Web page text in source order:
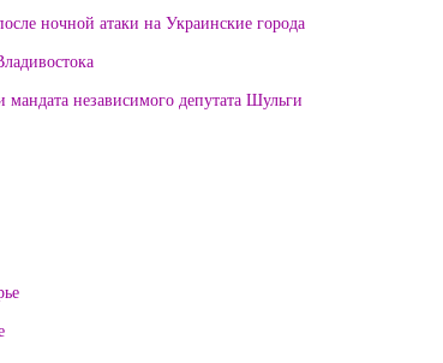
ночной атаки на Украинские города
независимого депутата Шульги